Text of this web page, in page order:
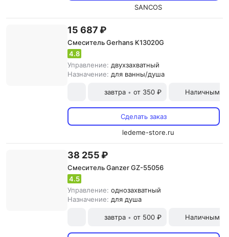
SANCOS
15 687 ₽
Смеситель Gerhans K13020G
4.8
Управление: двухзахватный
Назначение: для ванны/душа
завтра • от 350 ₽ Наличными
Сделать заказ
ledeme-store.ru
38 255 ₽
Смеситель Ganzer GZ-55056
4.5
Управление: однозахватный
Назначение: для душа
завтра • от 500 ₽ Наличными